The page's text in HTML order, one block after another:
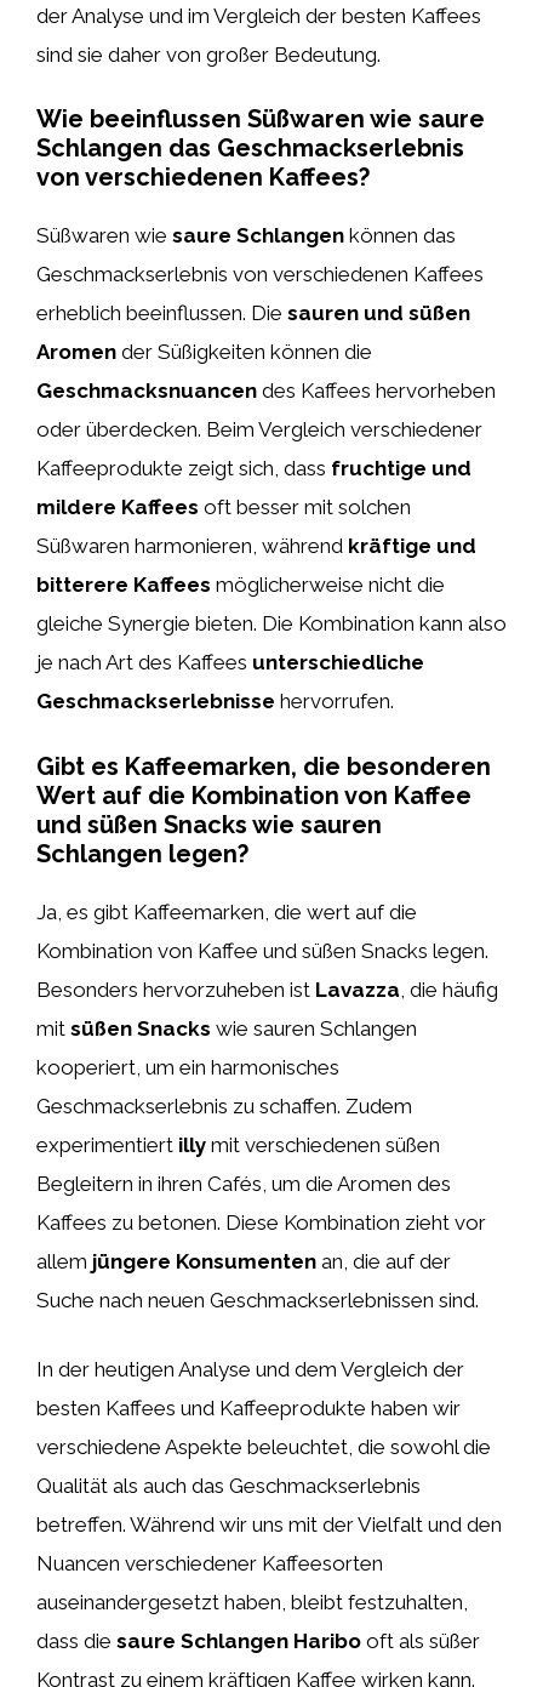
der Analyse und im Vergleich der besten Kaffees
sind sie daher von großer Bedeutung.
Wie beeinflussen Süßwaren wie saure
Schlangen das Geschmackserlebnis
von verschiedenen Kaffees?
Süßwaren wie saure Schlangen können das
Geschmackserlebnis von verschiedenen Kaffees
erheblich beeinflussen. Die sauren und süßen
Aromen der Süßigkeiten können die
Geschmacksnuancen des Kaffees hervorheben
oder überdecken. Beim Vergleich verschiedener
Kaffeeprodukte zeigt sich, dass fruchtige und
mildere Kaffees oft besser mit solchen
Süßwaren harmonieren, während kräftige und
bitterere Kaffees möglicherweise nicht die
gleiche Synergie bieten. Die Kombination kann also
je nach Art des Kaffees unterschiedliche
Geschmackserlebnisse hervorrufen.
Gibt es Kaffeemarken, die besonderen
Wert auf die Kombination von Kaffee
und süßen Snacks wie sauren
Schlangen legen?
Ja, es gibt Kaffeemarken, die wert auf die
Kombination von Kaffee und süßen Snacks legen.
Besonders hervorzuheben ist Lavazza , die häufig
mit süßen Snacks wie sauren Schlangen
kooperiert, um ein harmonisches
Geschmackserlebnis zu schaffen. Zudem
experimentiert illy mit verschiedenen süßen
Begleitern in ihren Cafés, um die Aromen des
Kaffees zu betonen. Diese Kombination zieht vor
allem jüngere Konsumenten an, die auf der
Suche nach neuen Geschmackserlebnissen sind.
In der heutigen Analyse und dem Vergleich der
besten Kaffees und Kaffeeprodukte haben wir
verschiedene Aspekte beleuchtet, die sowohl die
Qualität als auch das Geschmackserlebnis
betreffen. Während wir uns mit der Vielfalt und den
Nuancen verschiedener Kaffeesorten
auseinandergesetzt haben, bleibt festzuhalten,
dass die saure Schlangen Haribo oft als süßer
Kontrast zu einem kräftigen Kaffee wirken kann.